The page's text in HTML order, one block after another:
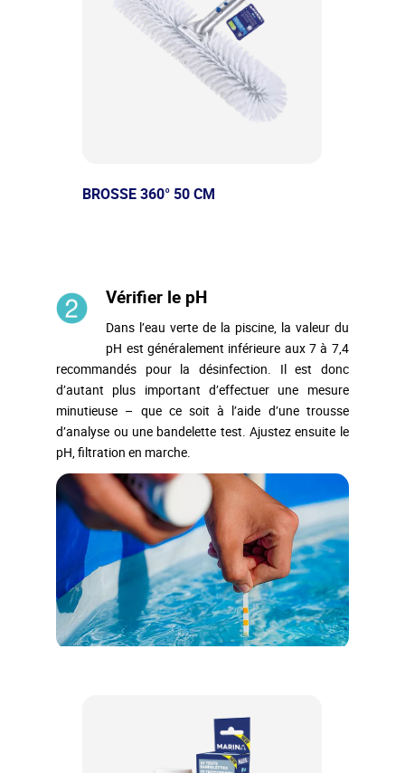
BROSSE 360° 50 CM
Vérifier le pH
Dans l’eau verte de la piscine, la valeur du
pH est généralement inférieure aux7 à 7,4
recommandés pour la désinfection. Il est donc
d’autant plus important d’effectuer une mesure
minutieuse – que ce soit à l’aide d’une trousse
d’analyse ou une bandelette test. Ajustez ensuite le
pH, filtration en marche.